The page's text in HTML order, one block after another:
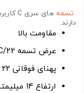
تسمه های سری C
دارند.
مقاومت بالا
عرض تسمه C/22
پهنای فوقانی 22 میلیمتر
ارتفاع 14 میلیمتر